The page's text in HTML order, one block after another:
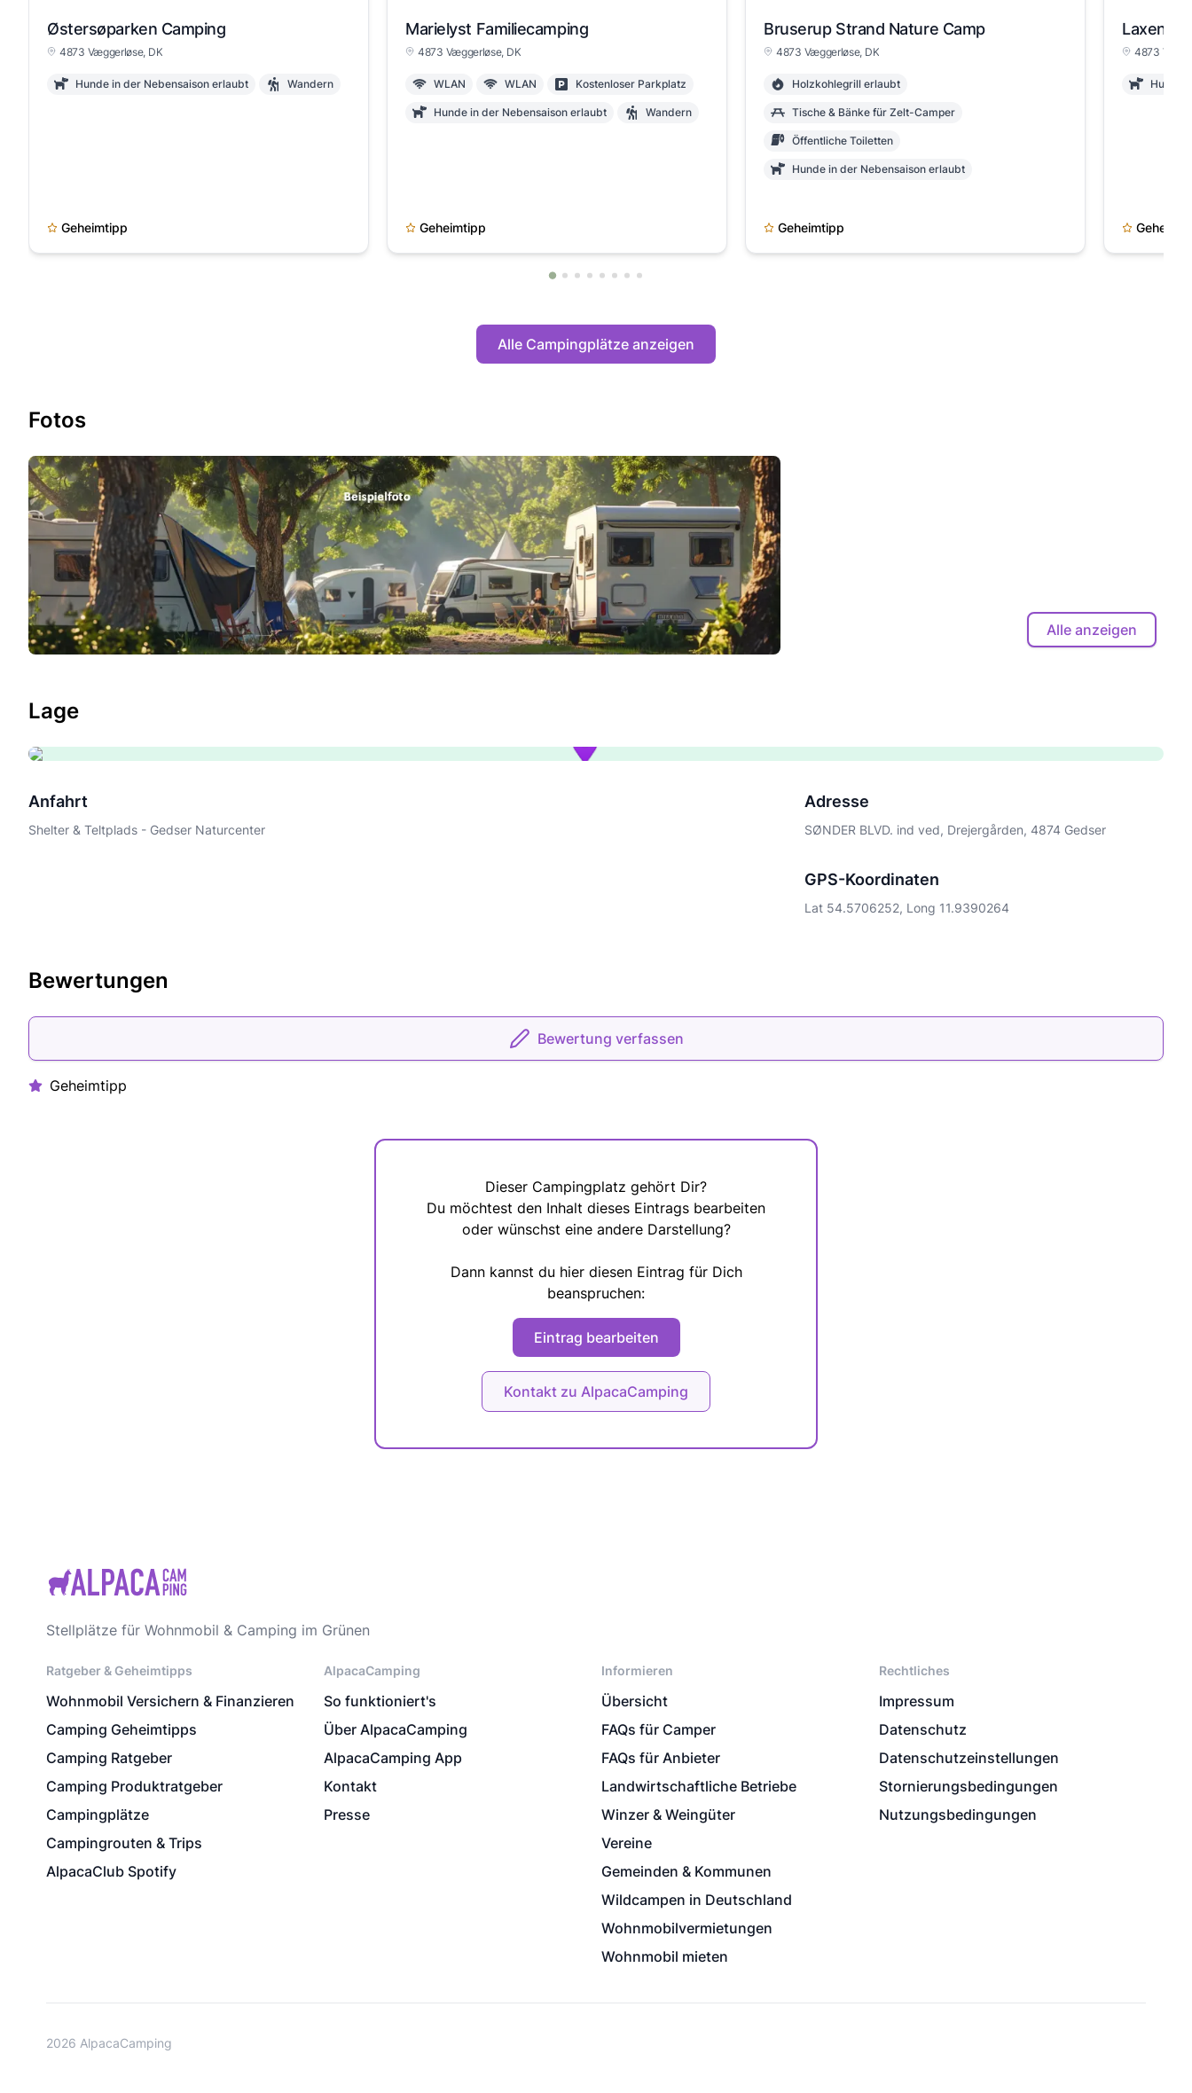
Østersøparken Camping
4873 Væggerløse, DK
Hunde in der Nebensaison erlaubt Wandern
Geheimtipp
Marielyst Familiecamping
4873 Væggerløse, DK
WLAN WLAN Kostenloser Parkplatz
Hunde in der Nebensaison erlaubt Wandern
Geheimtipp
Bruserup Strand Nature Camp
4873 Væggerløse, DK
Holzkohlegrill erlaubt
Tische & Bänke für Zelt-Camper
Öffentliche Toiletten
Hunde in der Nebensaison erlaubt
Geheimtipp
4873
Hunde
Alle Campingplätze anzeigen
Fotos
Alle anzeigen
Lage
Anfahrt
Shelter & Teltplads - Gedser Naturcenter
Adresse
SØNDER BLVD. ind ved, Drejergården, 4874 Gedser
GPS-Koordinaten
Lat 54.5706252, Long 11.9390264
Bewertungen
Bewertung verfassen
Geheimtipp
Dieser Campingplatz gehört Dir?
Du möchtest den Inhalt dieses Eintrags bearbeiten
oder wünschst eine andere Darstellung?
Dann kannst du hier diesen Eintrag für Dich
beanspruchen:
Eintrag bearbeiten
Kontakt zu AlpacaCamping
Stellplätze für Wohnmobil & Camping im Grünen
Ratgeber & Geheimtipps
Wohnmobil Versichern & Finanzieren
Camping Geheimtipps
Camping Ratgeber
Camping Produktratgeber
Campingplätze
Campingrouten & Trips
AlpacaClub Spotify
AlpacaCamping
So funktioniert's
Über AlpacaCamping
AlpacaCamping App
Kontakt
Presse
Informieren
Übersicht
FAQs für Camper
FAQs für Anbieter
Landwirtschaftliche Betriebe
Winzer & Weingüter
Vereine
Gemeinden & Kommunen
Wildcampen in Deutschland
Wohnmobilvermietungen
Wohnmobil mieten
Rechtliches
Impressum
Datenschutz
Datenschutzeinstellungen
Stornierungsbedingungen
Nutzungsbedingungen
2026 AlpacaCamping